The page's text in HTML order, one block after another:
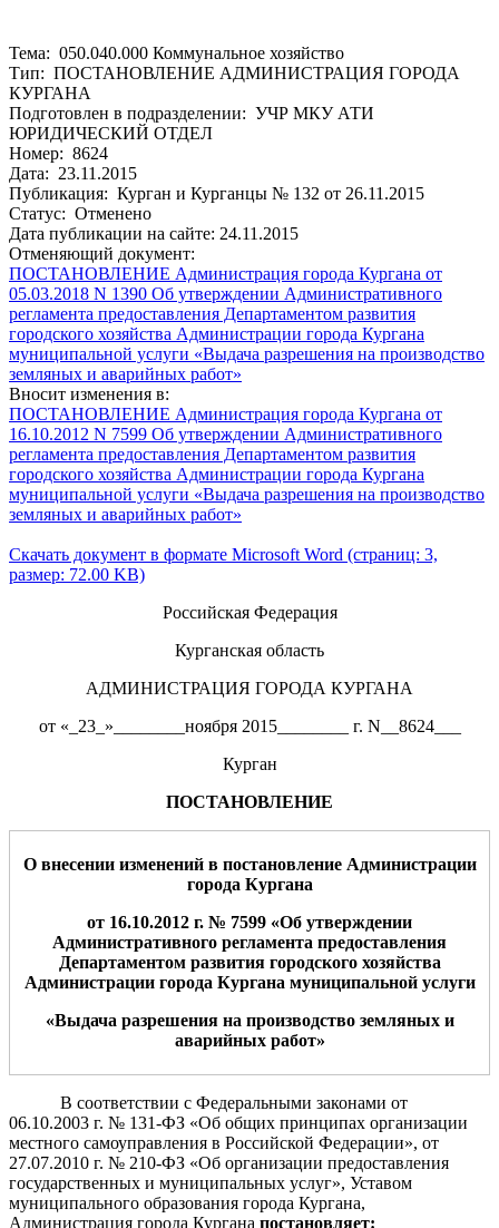
Тема: 050.040.000 Коммунальное хозяйство
Тип: ПОСТАНОВЛЕНИЕ АДМИНИСТРАЦИЯ ГОРОДА
КУРГАНА
Подготовлен в подразделении: УЧР МКУ АТИ
ЮРИДИЧЕСКИЙ ОТДЕЛ
Номер: 8624
Дата: 23.11.2015
Публикация: Курган и Курганцы № 132 от 26.11.2015
Статус: Отменено
Дата публикации на сайте: 24.11.2015
Отменяющий документ:
ПОСТАНОВЛЕНИЕ Администрация города Кургана от
05.03.2018 N 1390 Об утверждении Административного
регламента предоставления Департаментом развития
городского хозяйства Администрации города Кургана
муниципальной услуги «Выдача разрешения на производство
земляных и аварийных работ»
Вносит изменения в:
ПОСТАНОВЛЕНИЕ Администрация города Кургана от
16.10.2012 N 7599 Об утверждении Административного
регламента предоставления Департаментом развития
городского хозяйства Администрации города Кургана
муниципальной услуги «Выдача разрешения на производство
земляных и аварийных работ»
Скачать документ в формате Microsoft Word (страниц: 3,
размер: 72.00 KB)
Российская Федерация
Курганская область
АДМИНИСТРАЦИЯ ГОРОДА КУРГАНА
от «_23_»________ноября 2015________ г. N__8624___
Курган
ПОСТАНОВЛЕНИЕ
Овнесении измененийв постановление Администрации
города Кургана
от 16.10.2012 г. № 7599 «Об утверждении
Административного регламента предоставления
Департаментом развития городского хозяйства
Администрации города Кургана муниципальной услуги
«Выдача разрешения на производство земляных и
аварийных работ»
В соответствии с Федеральными законами от
06.10.2003 г. № 131-ФЗ «Об общих принципах организации
местного самоуправления в Российской Федерации», от
27.07.2010 г. № 210-ФЗ «Об организации предоставления
государственных и муниципальных услуг», Уставом
муниципального образования города Кургана,
Администрация города Кургана постановляет: